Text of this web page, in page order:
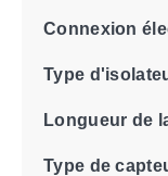
Connexion
Type
Longueur de
Type de